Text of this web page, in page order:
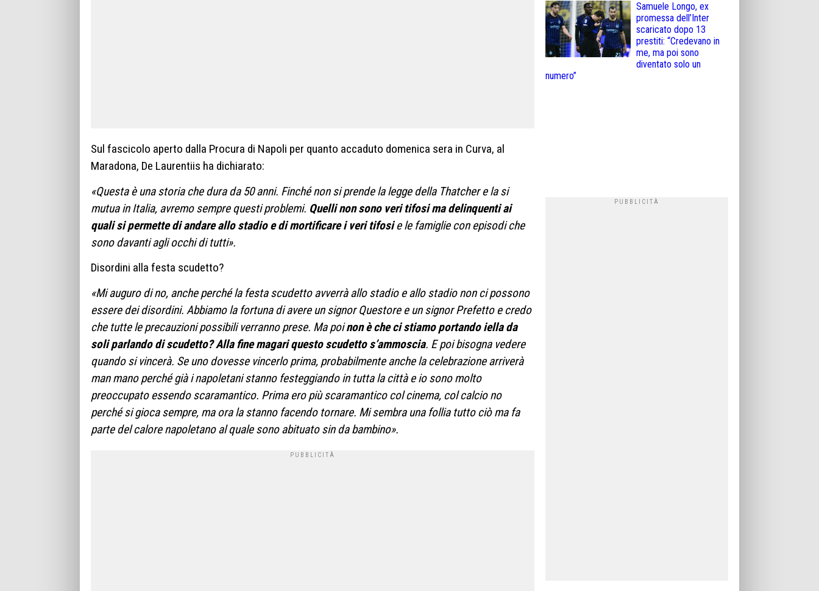
Sul fascicolo aperto dalla Procura di Napoli per quanto accaduto domenica sera in Curva, al
Maradona, De Laurentiis ha dichiarato:
«Questa è una storia che dura da 50 anni. Finché non si prende la legge della Thatcher e la si
mutua in Italia, avremo sempre questi problemi. Quelli non sono veri tifosi ma delinquenti ai
quali si permette di andare allo stadio e di mortificare i veri tifosie le famiglie con episodi che
sono davanti agli occhi di tutti».
Disordini alla festa scudetto?
«Mi auguro di no, anche perché la festa scudetto avverrà allo stadio e allo stadio non ci possono
essere dei disordini. Abbiamo la fortuna di avere un signor Questore e un signor Prefetto e credo
che tutte le precauzioni possibili verranno prese. Ma poinon è che ci stiamo portando iella da
soli parlando di scudetto? Alla fine magari questo scudetto s’ammoscia. E poi bisogna vedere
quando si vincerà. Se uno dovesse vincerlo prima, probabilmente anche la celebrazione arriverà
man mano perché già i napoletani stanno festeggiando in tutta la città e io sono molto
preoccupato essendo scaramantico. Prima ero più scaramantico col cinema, col calcio no
perché si gioca sempre, ma ora la stanno facendo tornare. Mi sembra una follia tutto ciò ma fa
parte del calore napoletano al quale sono abituato sin da bambino».
Samuele Longo, ex
promessa dell’Inter
scaricato dopo 13
prestiti: “Credevano in
me, ma poi sono
diventato solo un
numero”